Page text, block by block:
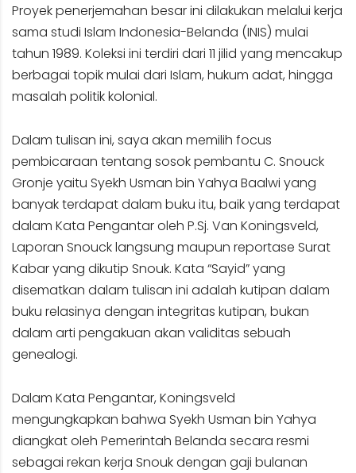
Proyek penerjemahan besar ini dilakukan melalui kerja
sama studi Islam Indonesia-Belanda (INIS) mulai
tahun 1989. Koleksi ini terdiri dari 11 jilid yang mencakup
berbagai topik mulai dari Islam, hukum adat, hingga
masalah politik kolonial.
Dalam tulisan ini, saya akan memilih focus
pembicaraan tentang sosok pembantu C. Snouck
Gronje yaitu Syekh Usman bin Yahya Baalwi yang
banyak terdapat dalam buku itu, baik yang terdapat
dalam Kata Pengantar oleh P.Sj. Van Koningsveld,
Laporan Snouck langsung maupun reportase Surat
Kabar yang dikutip Snouk. Kata “Sayid” yang
disematkan dalam tulisan ini adalah kutipan dalam
buku relasinya dengan integritas kutipan, bukan
dalam arti pengakuan akan validitas sebuah
genealogi.
Dalam Kata Pengantar, Koningsveld
mengungkapkan bahwa Syekh Usman bin Yahya
diangkat oleh Pemerintah Belanda secara resmi
sebagai rekan kerja Snouk dengan gaji bulanan